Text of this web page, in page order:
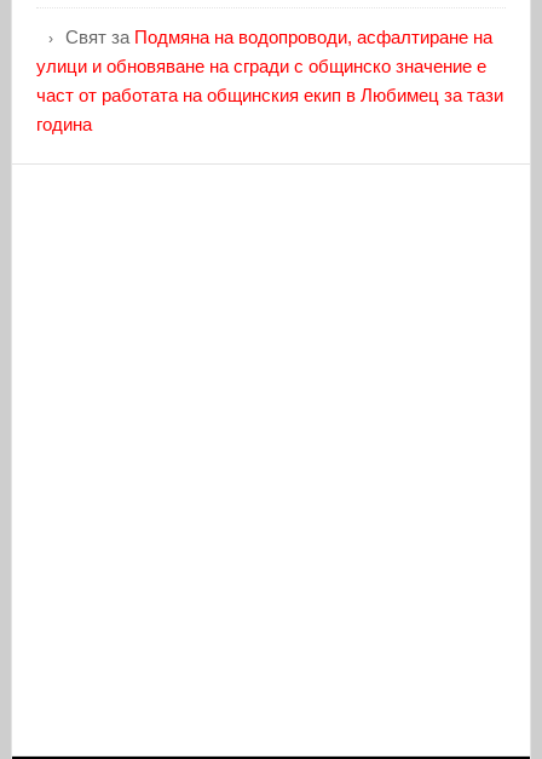
Святза Подмяна на водопроводи, асфалтиране на
улици и обновяване на сгради с общинско значение е
част от работата на общинския екип в Любимец за тази
година